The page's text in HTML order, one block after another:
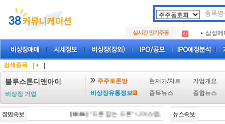
실시간 인기주동
.
아크로
삼성메
.
아크로
.
아하
검색종목
블루스톤디앤아이
비상장 기업
주주토론방 현재가/차트
기업개요
비상장유통정보
종목뉴스 종합뉴스
[08/06]"드론 잡는 드론" 니어스랩, IPO 시동 "2029년 방공